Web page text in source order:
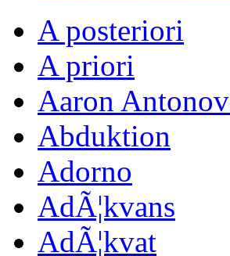
A posteriori
A priori
Aaron
Abduktion
Adorno
AdÃ¦kvans
AdÃ¦kvat